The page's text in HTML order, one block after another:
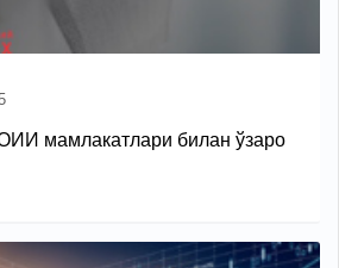
мамлакатлари билан ўзаро